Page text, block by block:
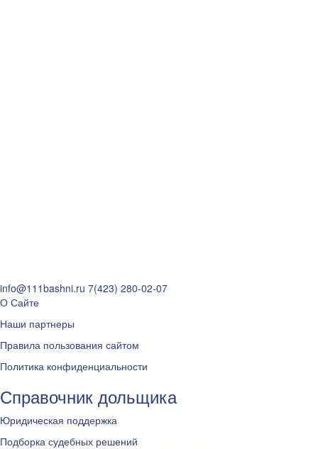
info@111bashni.ru 7(423) 280-02-07
О Сайте
Наши партнеры
Правила пользования сайтом
Политика конфиденциальности
Справочник дольщика
Юридическая поддержка
Подборка судебных решений